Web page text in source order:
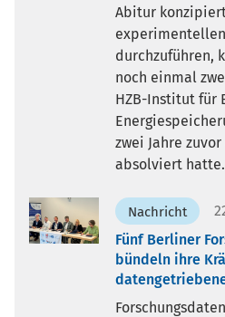
Abitur
durchzuführen,
noch einmal
HZB-Institut für
zwei Jahre
absolviert hatte.
Nachricht
Fünf Berliner
bündeln ihre